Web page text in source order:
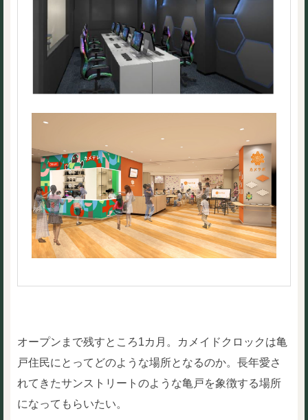
オープンまで残すところ1カ月。カメイドクロックは亀
戸住民にとってどのような場所となるのか。長年愛さ
れてきたサンストリートのような亀戸を象徴する場所
になってもらいたい。